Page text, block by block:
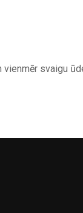
svaigu